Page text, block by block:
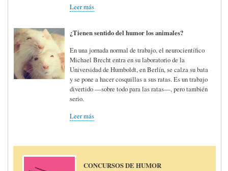
Leer más
¿Tienen sentido del humor los animales?
En una jornada normal de trabajo, el neurocientífico
Michael Brecht entra en su laboratorio de la
Universidad de Humboldt, en Berlín, se calza su bata
y se pone a hacer cosquillas a sus ratas. Es un trabajo
divertido —sobre todo para las ratas—, pero también
serio.
Leer más
CONCURSOS DE HUMOR